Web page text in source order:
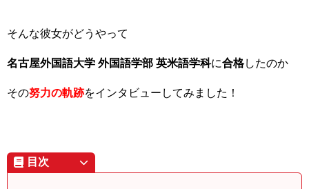
そんな彼女がどうやって
名古屋外国語大学 外国語学部 英米語学科に合格したのか
その努力の軌跡をインタビューしてみました！
目次